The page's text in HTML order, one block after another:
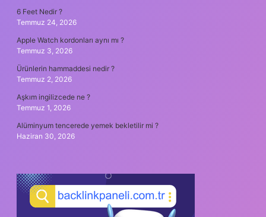
6 Feet Nedir ?
Temmuz 24, 2026
Apple Watch kordonları aynı mı ?
Temmuz 3, 2026
Ürünlerin hammaddesi nedir ?
Temmuz 2, 2026
Aşkım ingilizcede ne ?
Temmuz 1, 2026
Alüminyum tencerede yemek bekletilir mi ?
Haziran 30, 2026